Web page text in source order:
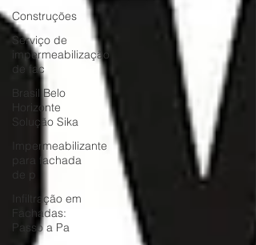
Construções
Serviço de
impermeabilização
de fac
Brasil Belo
Horizonte
Solução Sika
Impermeabilizante
para fachada
de p
Infiltração em
Fachadas:
Passo a Pa